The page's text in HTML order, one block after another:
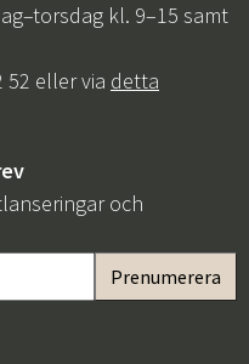
kl. 9–15 samt
52 eller via detta
och